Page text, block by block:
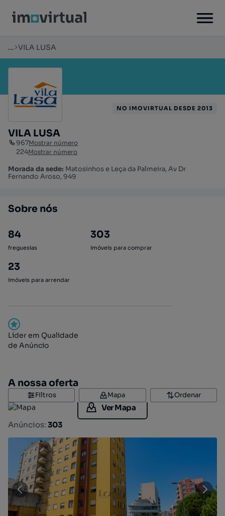
... VILA LUSA
VILA LUSA
967Mostrar número
224Mostrar número
Morada da sede: Matosinhos e Leça da Palmeira, Av Dr
Fernando Aroso, 949
NO IMOVIRTUAL DESDE 2013
Sobre nós
84
freguesias
303
imóveis para comprar
23
imóveis para arrendar
Líder em Qualidade
de Anúncio
A nossa oferta
Filtros Mapa Ordenar
Ver Mapa
Anúncios: 303